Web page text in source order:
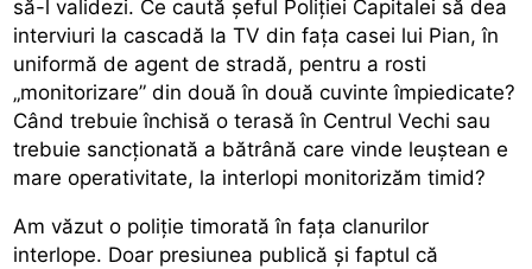
să-l validezi. Ce caută șeful Poliției Capitalei să dea
interviuri la cascadă la TV din fața casei lui Pian, în
uniformă de agent de stradă, pentru a rosti
„monitorizare” din două în două cuvinte împiedicate?
Când trebuie închisă o terasă în Centrul Vechi sau
trebuie sancționată a bătrână care vinde leuștean e
mare operativitate, la interlopi monitorizăm timid?
Am văzut o poliție timorată în fața clanurilor
interlope. Doar presiunea publică și faptul că